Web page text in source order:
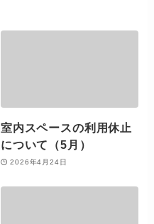
室内スペースの利用休止
について（5月）
2026年4月24日